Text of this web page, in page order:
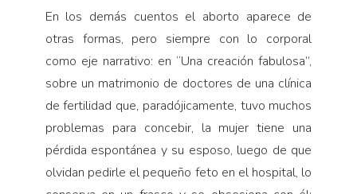
En los demás cuentos el aborto aparece de
otras formas, pero siempre con lo corporal
como eje narrativo: en “Una creación fabulosa”,
sobre un matrimonio de doctores de una clínica
de fertilidad que, paradójicamente, tuvo muchos
problemas para concebir, la mujer tiene una
pérdida espontánea y su esposo, luego de que
olvidan pedirle el pequeño feto en el hospital, lo